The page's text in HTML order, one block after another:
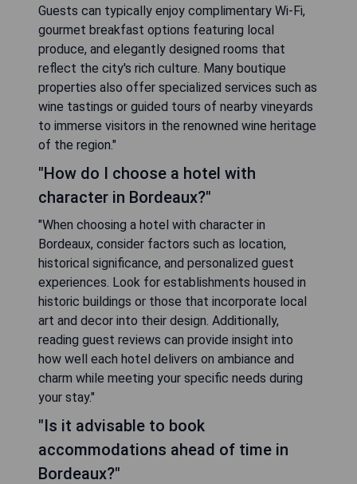
Guests can typically enjoy complimentary Wi-Fi,
gourmet breakfast options featuring local
produce, and elegantly designed rooms that
reflect the city's rich culture. Many boutique
properties also offer specialized services such as
wine tastings or guided tours of nearby vineyards
to immerse visitors in the renowned wine heritage
of the region."
"How do I choose a hotel with
character in Bordeaux?"
"When choosing a hotel with character in
Bordeaux, consider factors such as location,
historical significance, and personalized guest
experiences. Look for establishments housed in
historic buildings or those that incorporate local
art and decor into their design. Additionally,
reading guest reviews can provide insight into
how well each hotel delivers on ambiance and
charm while meeting your specific needs during
your stay."
"Is it advisable to book
accommodations ahead of time in
Bordeaux?"